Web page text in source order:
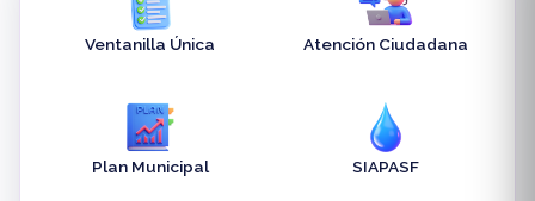
Ventanilla Única Atención Ciudadana
Plan Municipal SIAPASF